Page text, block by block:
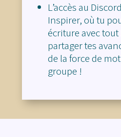
L’accès au
Inspirer, où tu
écriture avec
partager tes
de la force de
groupe !